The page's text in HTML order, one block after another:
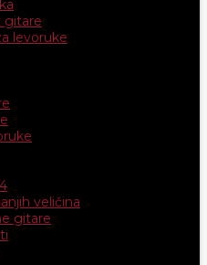
gitare
levoruke
veličina
gitare